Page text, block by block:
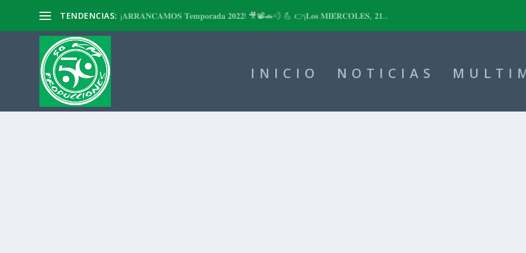
TENDENCIAS: ¡𝐀𝐑𝐑𝐀𝐍𝐂𝐀𝐌𝐎𝐒 𝐓𝐞𝐦𝐩𝐨𝐫𝐚𝐝𝐚 𝟐𝟎𝟐𝟐! 🎥📽🚗💨 💪 👉¡𝐋𝐨𝐬 𝐌𝐈𝐄́𝐑𝐂𝐎𝐋𝐄𝐒, 𝟐𝟏...
INICIO NOTICIAS